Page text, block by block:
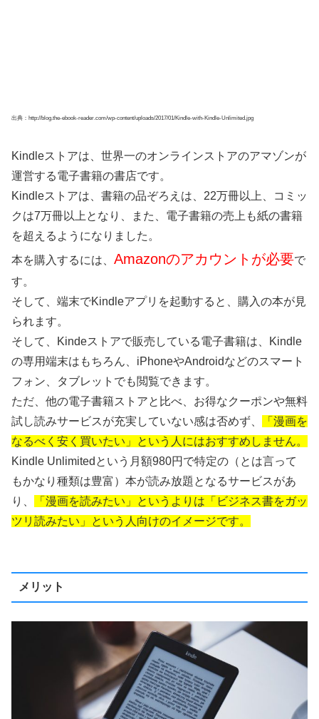
出典：http://blog.the-ebook-reader.com/wp-content/uploads/2017/01/Kindle-with-Kindle-Unlimited.jpg
Kindleストアは、世界一のオンラインストアのアマゾンが
運営する電子書籍の書店です。
Kindleストアは、書籍の品ぞろえは、22万冊以上、コミッ
クは7万冊以上となり、また、電子書籍の売上も紙の書籍
を超えるようになりました。
本を購入するには、 Amazonのアカウントが必要で
す。
そして、端末でKindleアプリを起動すると、購入の本が見
られます。
そして、Kindeストアで販売している電子書籍は、Kindle
の専用端末はもちろん、iPhoneやAndroidなどのスマート
フォン、タブレットでも閲覧できます。
ただ、他の電子書籍ストアと比べ、お得なクーポンや無料
試し読みサービスが充実していない感は否めず、
「漫画を
なるべく安く買いたい」という人にはおすすめしません。
Kindle Unlimitedという月額980円で特定の（とは言って
もかなり種類は豊富）本が読み放題となるサービスがあ
り、
「漫画を読みたい」というよりは「ビジネス書をガッ
ツリ読みたい」という人向けのイメージです。
メリット